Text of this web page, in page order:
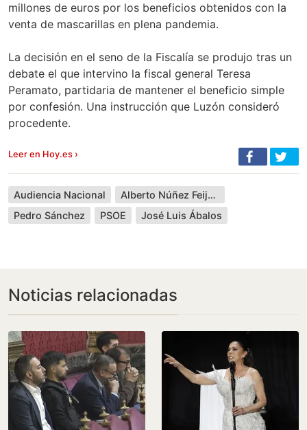
millones de euros por los beneficios obtenidos con la
venta de mascarillas en plena pandemia.
La decisión en el seno de la Fiscalía se produjo tras un
debate el que intervino la fiscal general Teresa
Peramato, partidaria de mantener el beneficio simple
por confesión. Una instrucción que Luzón consideró
procedente.
Leer en Hoy.es ›
Audiencia Nacional
Alberto Núñez Feijóo
Pedro Sánchez
PSOE José Luis Ábalos
Noticias relacionadas